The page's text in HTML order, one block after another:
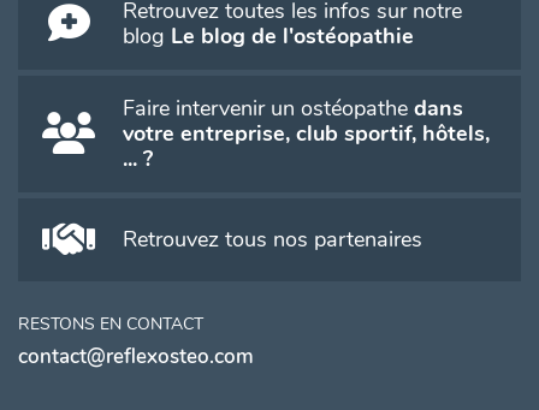
Retrouvez toutes les infos sur notre
blog Le blog de l'ostéopathie
Faire intervenir un ostéopathe dans
votre entreprise, club sportif, hôtels,
... ?
Retrouvez tous nos partenaires
RESTONS EN CONTACT
contact@reflexosteo.com